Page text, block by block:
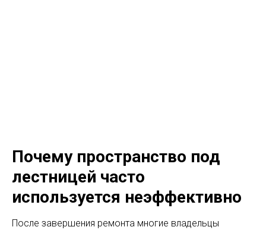
Почему пространство под
лестницей часто
используется неэффективно
После завершения ремонта многие владельцы